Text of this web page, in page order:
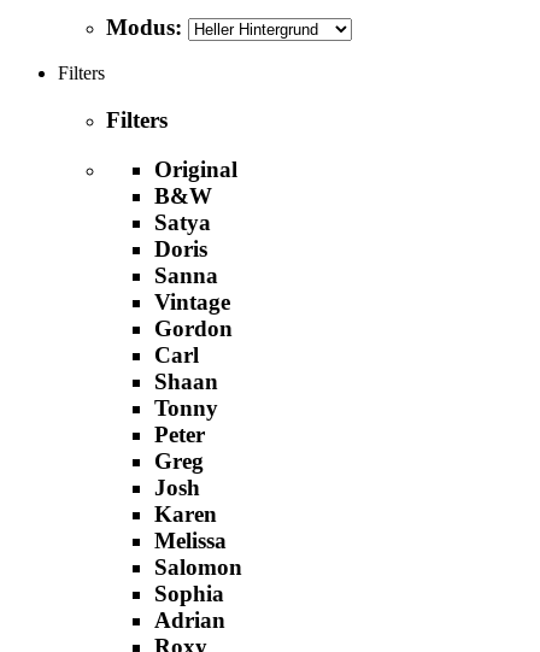
Modus:
Filters
Filters
Original
B&W
Satya
Doris
Sanna
Vintage
Gordon
Carl
Shaan
Tonny
Peter
Greg
Josh
Karen
Melissa
Salomon
Sophia
Adrian
Roxy